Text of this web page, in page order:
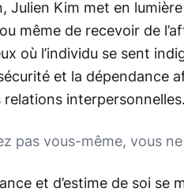
Julien Kim met en
même de recevoir de
où l’individu se sent
et la dépendance
relations
pas vous-même, vous
et d’estime de soi